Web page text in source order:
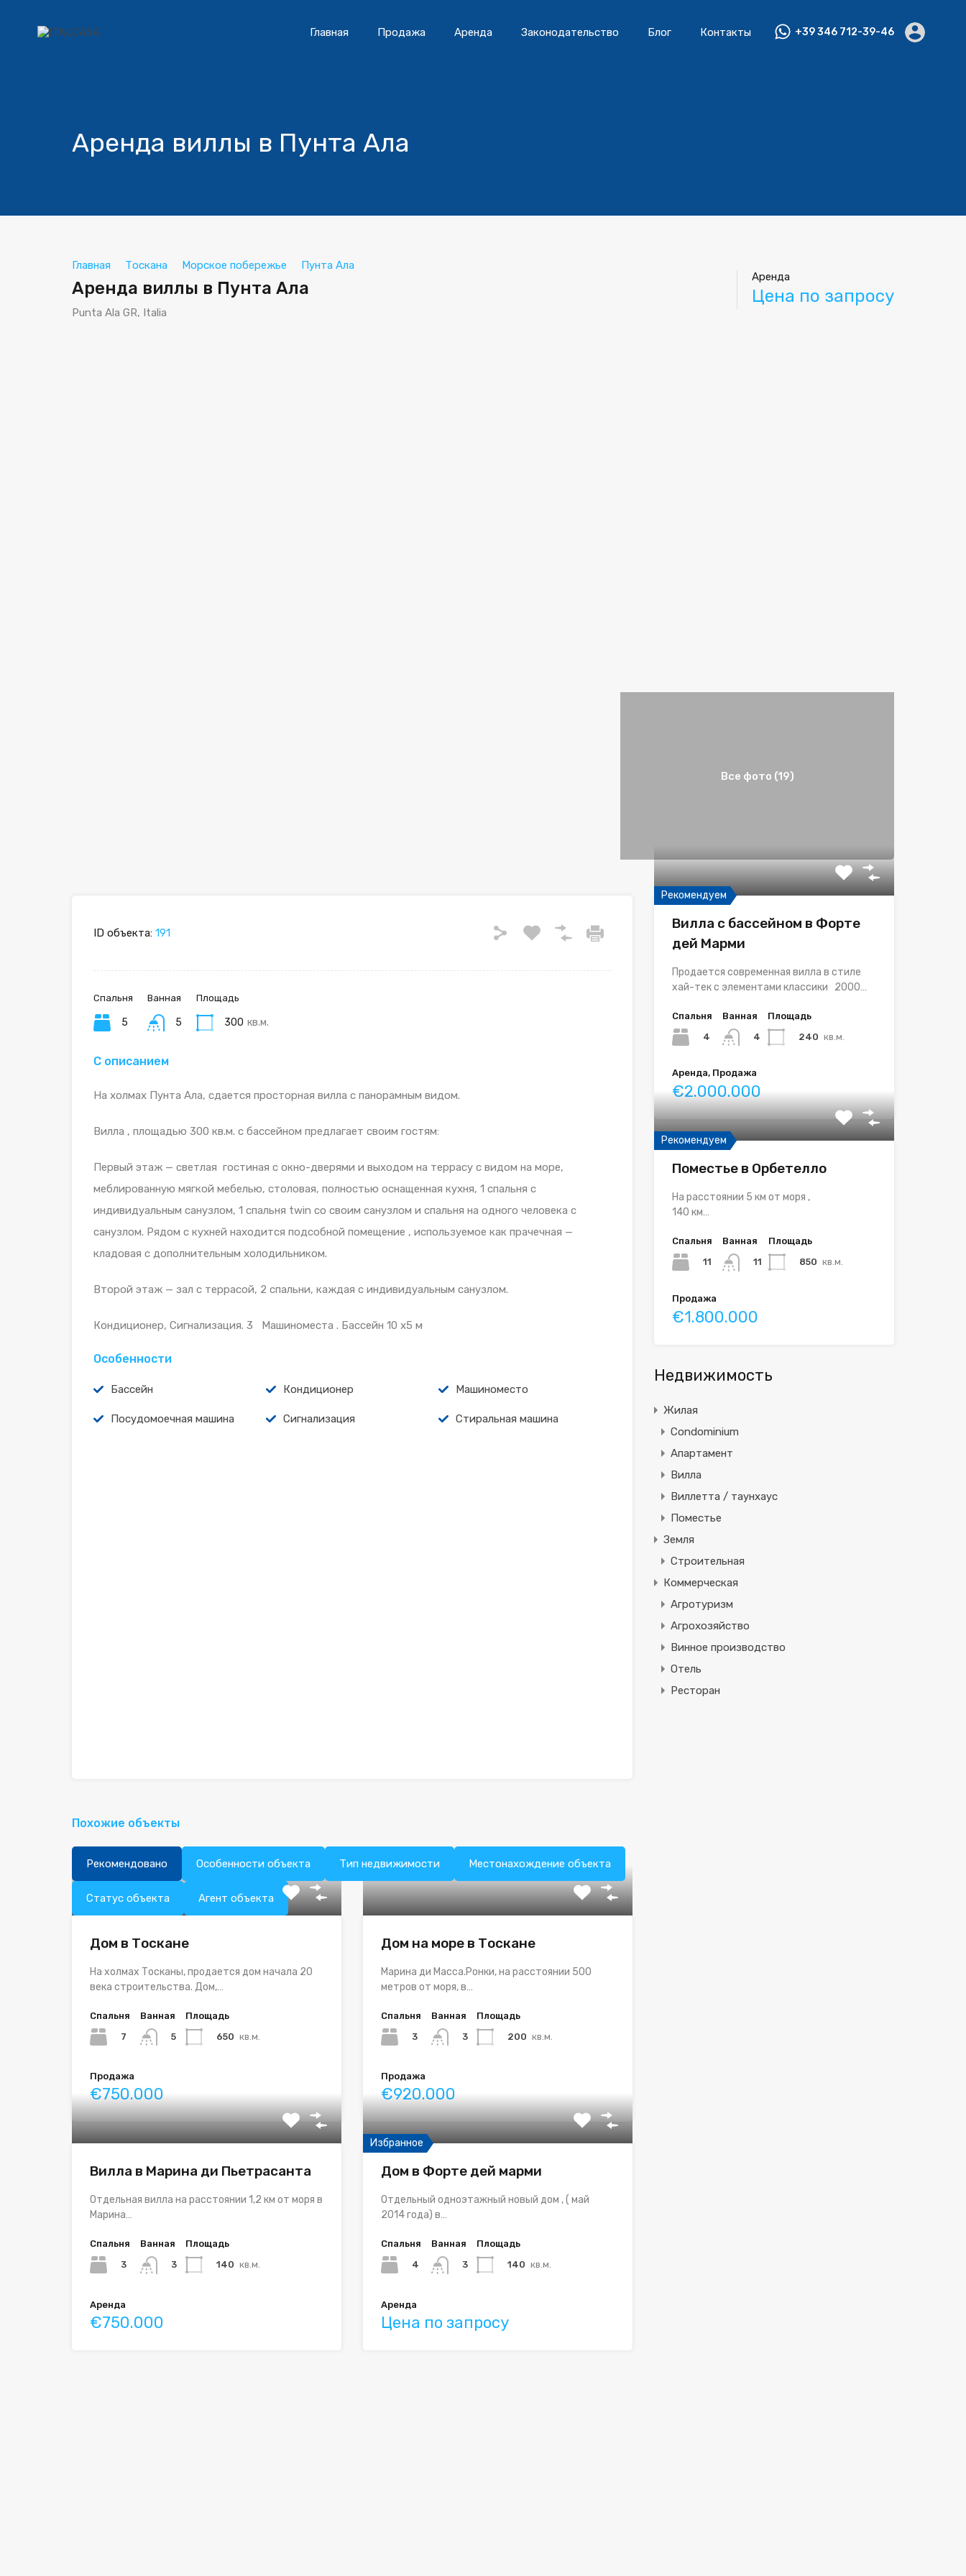
Главная Продажа Аренда Законодательство Блог Контакты +39 346 712-39-46
Аренда виллы в Пунта Ала
Главная Тоскана Морское побережье Пунта Ала
Аренда виллы в Пунта Ала
Punta Ala GR, Italia
Аренда
Цена по запросу
Все фото (19)
ID объекта: 191
Спальня
5
Ванная
5
Площадь
300 кв.м.
С описанием
На холмах Пунта Ала, сдается просторная вилла с панорамным видом.
Вилла , площадью 300 кв.м. с бассейном предлагает своим гостям:
Первый этаж — светлая гостиная с окно-дверями и выходом на террасу с видом на море,
меблированную мягкой мебелью, столовая, полностью оснащенная кухня, 1 спальня с
индивидуальным санузлом, 1 спальня twin со своим санузлом и спальня на одного человека с
санузлом. Рядом с кухней находится подсобной помещение , используемое как прачечная —
кладовая с дополнительным холодильником.
Второй этаж — зал с террасой, 2 спальни, каждая с индивидуальным санузлом.
Кондиционер, Сигнализация. 3 Машиноместа . Бассейн 10 х5 м
Особенности
Бассейн Кондиционер Машиноместо
Посудомоечная машина Сигнализация Стиральная машина
Похожие объекты
Рекомендовано Особенности объекта Тип недвижимости Местонахождение объекта
Статус объекта Агент объекта
Дом в Тоскане
На холмах Тосканы, продается дом начала 20
века строительства. Дом,…
Спальня
7
Ванная
5
Площадь
650 кв.м.
Продажа
€750.000
Дом на море в Тоскане
Марина ди Масса.Ронки, на расстоянии 500
метров от моря, в…
Спальня
3
Ванная
3
Площадь
200 кв.м.
Продажа
€920.000
Вилла в Марина ди Пьетрасанта
Отдельная вилла на расстоянии 1,2 км от моря в
Марина…
Спальня
3
Ванная
3
Площадь
140 кв.м.
Аренда
€750.000
Избранное
Дом в Форте дей марми
Отдельный одноэтажный новый дом , ( май
2014 года) в…
Спальня
4
Ванная
3
Площадь
140 кв.м.
Аренда
Цена по запросу
Рекомендуем
Вилла с бассейном в Форте
дей Марми
Продается современная вилла в стиле
хай-тек с элементами классики 2000…
Спальня
4
Ванная
4
Площадь
240 кв.м.
Аренда, Продажа
€2.000.000
Рекомендуем
Поместье в Орбетелло
На расстоянии 5 км от моря ,
140 км…
Спальня
11
Ванная
11
Площадь
850 кв.м.
Продажа
€1.800.000
Недвижимость
Жилая
Condominium
Апартамент
Вилла
Виллетта / таунхаус
Поместье
Земля
Строительная
Коммерческая
Агротуризм
Агрохозяйство
Винное производство
Отель
Ресторан